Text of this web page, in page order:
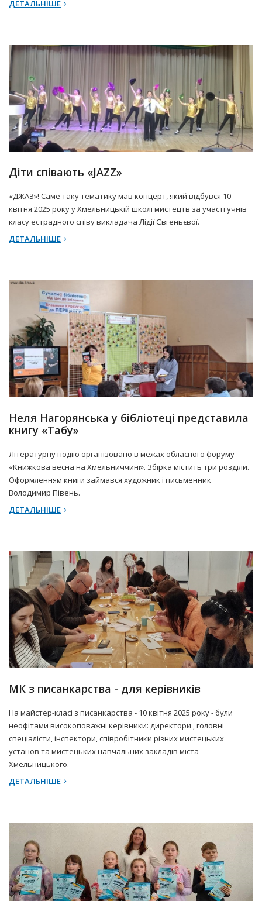
ДЕТАЛЬНІШЕ
17 Квітня 2025 р. Прес-центр
Діти співають «JAZZ»
«ДЖАЗ»! Саме таку тематику мав концерт, який відбувся 10
квітня 2025 року у Хмельницькій школі мистецтв за участі учнів
класу естрадного співу викладача Лідії Євгеньєвої.
ДЕТАЛЬНІШЕ
16 Квітня 2025 р. Прес-центр
Неля Нагорянська у бібліотеці представила
книгу «Табу»
Літературну подію організовано в межах обласного форуму
«Книжкова весна на Хмельниччині». Збірка містить три розділи.
Оформленням книги займався художник і письменник
Володимир Півень.
ДЕТАЛЬНІШЕ
15 Квітня 2025 р. Прес-центр
МК з писанкарства - для керівників
На майстер-класі з писанкарства - 10 квітня 2025 року - були
неофітами високоповажні керівники: директори , головні
спеціалісти, інспектори, співробітники різних мистецьких
установ та мистецьких навчальних закладів міста
Хмельницького.
ДЕТАЛЬНІШЕ